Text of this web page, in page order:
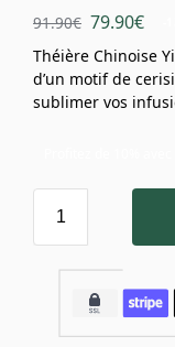
91.90€ 79.90€
Théière Chinoise
d’un motif de
sublimer vos